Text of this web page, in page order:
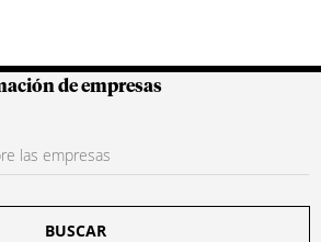
Colombianas
de empresas
BUSCAR